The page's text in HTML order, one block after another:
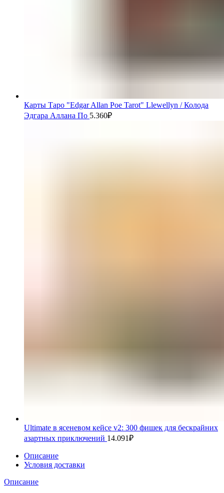
Карты Таро "Edgar Allan Poe Tarot" Llewellyn / Колода
Эдгара Аллана По 5.360₽
Ultimate в ясеневом кейсе v2: 300 фишек для бескрайних
азартных приключений 14.091₽
Описание
Условия доставки
Описание